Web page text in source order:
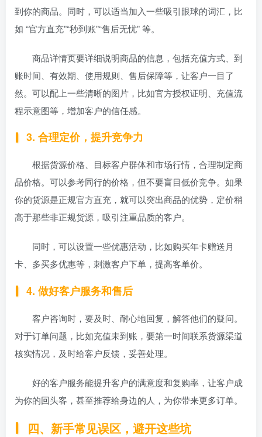
到你的商品。同时，可以适当加入一些吸引眼球的词汇，比
如 “官方直充”“秒到账”“售后无忧” 等。
商品详情页要详细说明商品的信息，包括充值方式、到
账时间、有效期、使用规则、售后保障等，让客户一目了
然。可以配上一些清晰的图片，比如官方授权证明、充值流
程示意图等，增加客户的信任感。
3. 合理定价，提升竞争力
根据货源价格、目标客户群体和市场行情，合理制定商
品价格。可以参考同行的价格，但不要盲目低价竞争。如果
你的货源是正规官方直充，就可以突出商品的优势，定价稍
高于那些非正规货源，吸引注重品质的客户。
同时，可以设置一些优惠活动，比如购买年卡赠送月
卡、多买多优惠等，刺激客户下单，提高客单价。
4. 做好客户服务和售后
客户咨询时，要及时、耐心地回复，解答他们的疑问。
对于订单问题，比如充值未到账，要第一时间联系货源渠道
核实情况，及时给客户反馈，妥善处理。
好的客户服务能提升客户的满意度和复购率，让客户成
为你的回头客，甚至推荐给身边的人，为你带来更多订单。
四、新手常见误区，避开这些坑